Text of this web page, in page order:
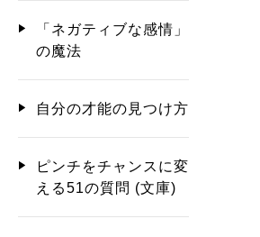
「ネガティブな感情」
の魔法
自分の才能の見つけ方
ピンチをチャンスに変
える51の質問 (文庫)